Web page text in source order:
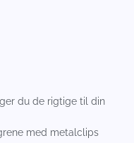
du de rigtige til din
med metalclips